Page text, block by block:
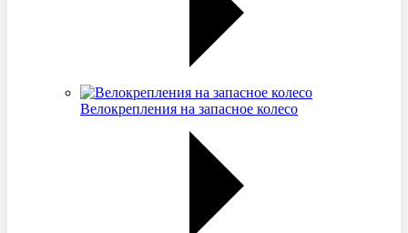
Велокрепления на запасное колесо